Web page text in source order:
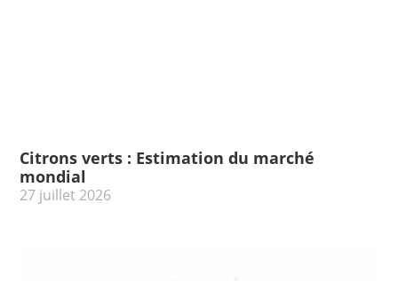
Citrons verts : Estimation du marché
mondial
27 juillet 2026